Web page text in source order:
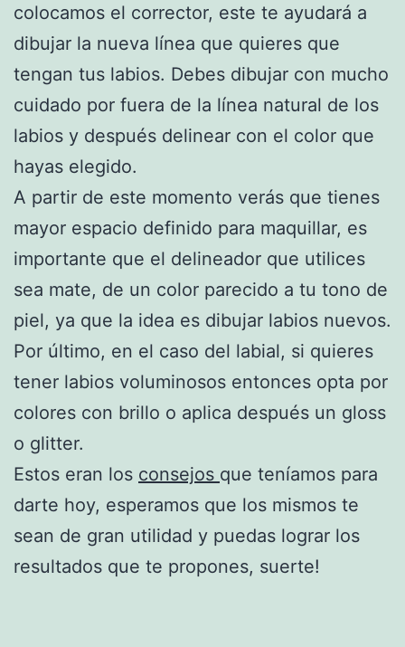
colocamos el corrector, este te ayudará a
dibujar la nueva línea que quieres que
tengan tus labios. Debes dibujar con mucho
cuidado por fuera de la línea natural de los
labios y después delinear con el color que
hayas elegido.
A partir de este momento verás que tienes
mayor espacio definido para maquillar, es
importante que el delineador que utilices
sea mate, de un color parecido a tu tono de
piel, ya que la idea es dibujar labios nuevos.
Por último, en el caso del labial, si quieres
tener labios voluminosos entonces opta por
colores con brillo o aplica después un gloss
o glitter.
Estos eran los consejos que teníamos para
darte hoy, esperamos que los mismos te
sean de gran utilidad y puedas lograr los
resultados que te propones, suerte!